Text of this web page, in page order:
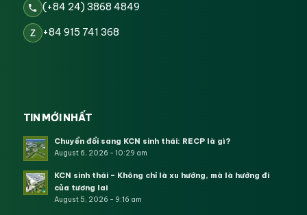
(+84 24) 3868 4849
Z +84 915 741 368
TIN MỚI NHẤT
Chuyển đổi sang KCN sinh thái: RECP là gì?
August 6, 2026 - 10:29 am
KCN sinh thái – Không chỉ là xu hướng, mà là hướng đi
của tương lai
August 5, 2026 - 9:16 am